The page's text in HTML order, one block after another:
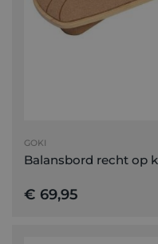
GOKI
Balansbord recht op
€ 69,95